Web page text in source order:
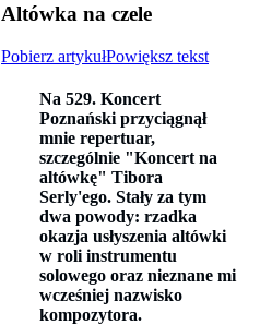
Altówka na czele
Pobierz artykułPowiększ tekst
Na 529. Koncert
Poznański przyciągnął
mnie repertuar,
szczególnie "Koncert na
altówkę" Tibora
Serly'ego. Stały za tym
dwa powody: rzadka
okazja usłyszenia altówki
w roli instrumentu
solowego oraz nieznane mi
wcześniej nazwisko
kompozytora.